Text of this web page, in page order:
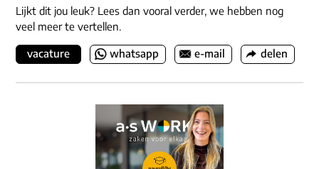
Lijkt dit jou leuk? Lees dan vooral verder, we hebben nog
veel meer te vertellen.
vacature whatsapp e-mail delen